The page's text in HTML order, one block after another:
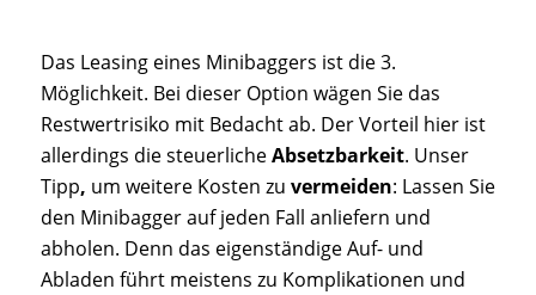
Das Leasing eines Minibaggers ist die 3.
Möglichkeit. Bei dieser Option wägen Sie das
Restwertrisiko mit Bedacht ab. Der Vorteil hier ist
allerdings die steuerlicheAbsetzbarkeit. Unser
Tipp, um weitere Kosten zu vermeiden: Lassen Sie
den Minibagger auf jeden Fall anliefern und
abholen. Denn das eigenständige Auf- und
Abladen führt meistens zu Komplikationen und